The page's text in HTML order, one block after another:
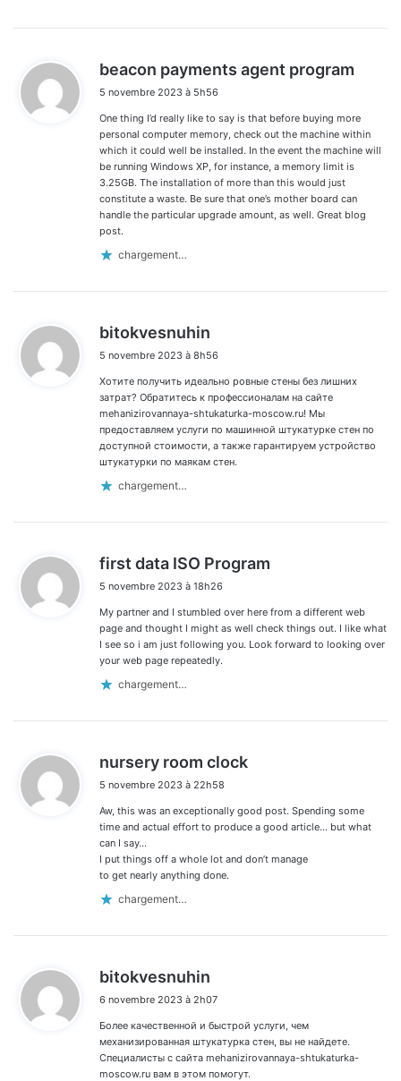
beacon payments agent program
:
5 novembre 2023 à 5h56
One thing I’d really like to say is that before buying more
personal computer memory, check out the machine within
which it could well be installed. In the event the machine will
be running Windows XP, for instance, a memory limit is
3.25GB. The installation of more than this would just
constitute a waste. Be sure that one’s mother board can
handle the particular upgrade amount, as well. Great blog
post.
chargement…
bitokvesnuhin
t
:
5 novembre 2023 à 8h56
Хотите получить идеально ровные стены без лишних
затрат? Обратитесь к профессионалам на сайте
mehanizirovannaya-shtukaturka-moscow.ru! Мы
предоставляем услуги по машинной штукатурке стен по
доступной стоимости, а также гарантируем устройство
штукатурки по маякам стен.
chargement…
first data ISO Program
:
5 novembre 2023 à 18h26
My partner and I stumbled over here from a different web
page and thought I might as well check things out. I like what
I see so i am just following you. Look forward to looking over
your web page repeatedly.
chargement…
nursery room clock
:
5 novembre 2023 à 22h58
Aw, this was an exceptionally good post. Spending some
time and actual effort to produce a good article… but what
can I say…
I put things off a whole lot and don’t manage
to get nearly anything done.
chargement…
bitokvesnuhin
t
:
6 novembre 2023 à 2h07
Более качественной и быстрой услуги, чем
механизированная штукатурка стен, вы не найдете.
Специалисты с сайта mehanizirovannaya-shtukaturka-
moscow.ru вам в этом помогут.